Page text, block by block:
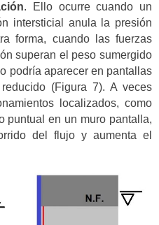
. Ello ocurre cuando un
intersticial anula la presión
forma, cuando las fuerzas
superan el peso sumergido
podría aparecer en pantallas
(Figura 7). A veces
localizados, como
puntual en un muro pantalla,
del flujo y aumenta el